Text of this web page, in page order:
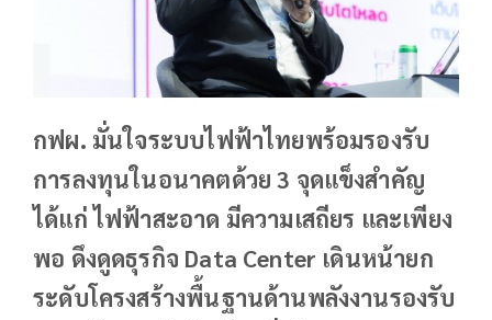
กฟผ. มั่นใจระบบไฟฟ้าไทยพร้อมรองรับ
การลงทุนในอนาคตด้วย 3 จุดแข็งสำคัญ
ได้แก่ ไฟฟ้าสะอาด มีความเสถียร และเพียง
พอ ดึงดูดธุรกิจ Data Center เดินหน้ายก
ระดับโครงสร้างพื้นฐานด้านพลังงานรองรับ